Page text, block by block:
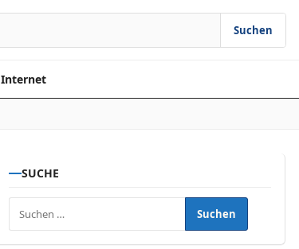
Suchen
Internet
SUCHE
Suchen nach: